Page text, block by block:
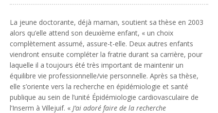
La jeune doctorante, déjà maman, soutient sa thèse en 2003
alors qu’elle attend son deuxième enfant, « un choix
complètement assumé, assure-t-elle. Deux autres enfants
viendront ensuite compléter la fratrie durant sa carrière, pour
laquelle il a toujours été très important de maintenir un
équilibre vie professionnelle/vie personnelle. Après sa thèse,
elle s’oriente vers la recherche en épidémiologie et santé
publique au sein de l’unité Épidémiologie cardiovasculaire de
l’Inserm à Villejuif. « J’ai adoré faire de la recherche